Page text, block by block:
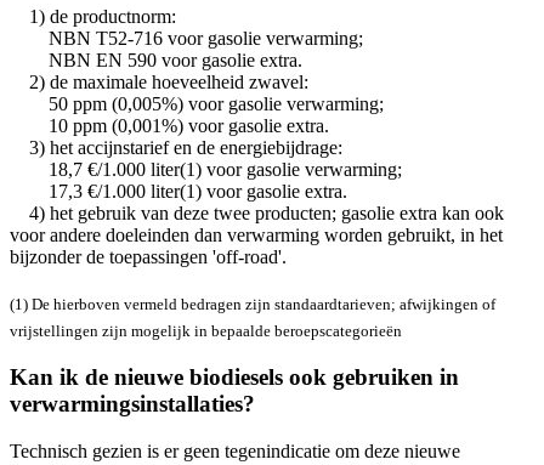
1) de productnorm:
NBN T52-716 voor gasolie verwarming;
NBN EN 590 voor gasolie extra.
2) de maximale hoeveelheid zwavel:
50 ppm (0,005%) voor gasolie verwarming;
10 ppm (0,001%) voor gasolie extra.
3) het accijnstarief en de energiebijdrage:
18,7 €/1.000 liter(1) voor gasolie verwarming;
17,3 €/1.000 liter(1) voor gasolie extra.
4) het gebruik van deze twee producten; gasolie extra kan ook
voor andere doeleinden dan verwarming worden gebruikt, in het
bijzonder de toepassingen 'off-road'.
(1) De hierboven vermeld bedragen zijn standaardtarieven; afwijkingen of
vrijstellingen zijn mogelijk in bepaalde beroepscategorieën
Kan ik de nieuwe biodiesels ook gebruiken in
verwarmingsinstallaties?
Technisch gezien is er geen tegenindicatie om deze nieuwe